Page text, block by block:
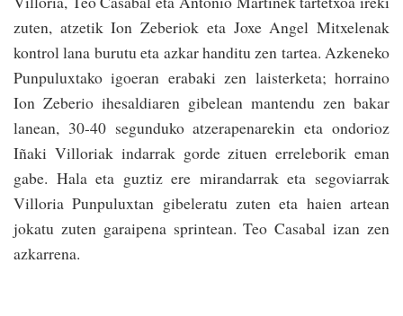
zuten, atzetik Ion Zeberiok eta Joxe Angel Mitxelenak
kontrol lana burutu eta azkar handitu zen tartea. Azkeneko
Punpuluxtako igoeran erabaki zen laisterketa; horraino
Ion Zeberio ihesaldiaren gibelean mantendu zen bakar
lanean, 30-40 segunduko atzerapenarekin eta ondorioz
Iñaki Villoriak indarrak gorde zituen erreleborik eman
gabe. Hala eta guztiz ere mirandarrak eta segoviarrak
Villoria Punpuluxtan gibeleratu zuten eta haien artean
jokatu zuten garaipena sprintean. Teo Casabal izan zen
azkarrena.